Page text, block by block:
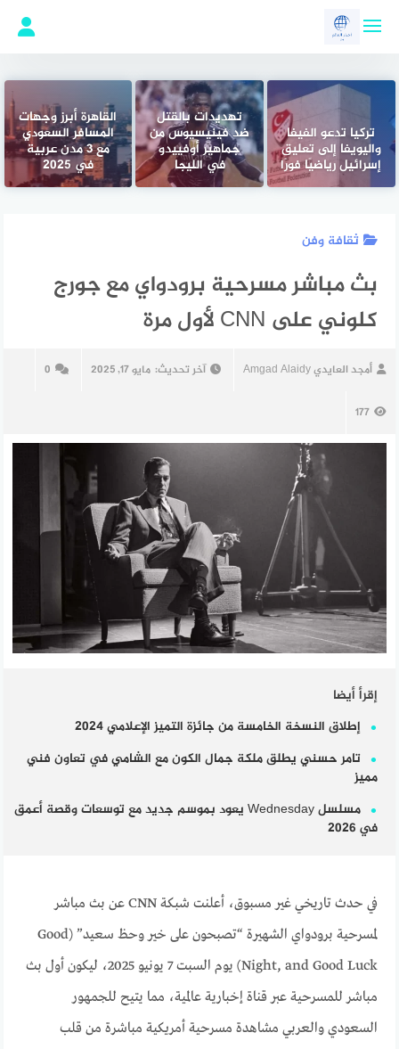
تركيا تدعو الفيفا
واليويفا إلى تعليق
إسرائيل رياضيًا فورًا
تهديدات بالقتل
ضد فينيسيوس من
جماهير أوفييدو
في الليجا
القاهرة أبرز وجهات
المسافر السعودي
مع 3 مدن عربية
في 2025
ثقافة وفن
بث مباشر مسرحية برودواي مع جورج
كلوني على CNN لأول مرة
أمجد العايدي Amgad Alaidy آخر تحديث: مايو 17, 2025 0
177
إقرأ أيضا
إطلاق النسخة الخامسة من جائزة التميز الإعلامي 2024
تامر حسني يطلق ملكة جمال الكون مع الشامي في تعاون فني
مميز
مسلسل Wednesday يعود بموسم جديد مع توسعات وقصة أعمق
في 2026
في حدث تاريخي غير مسبوق، أعلنت شبكة CNN عن بث مباشر
لمسرحية برودواي الشهيرة “تصبحون على خير وحظ سعيد” (Good
Night, and Good Luck) يوم السبت 7 يونيو 2025، ليكون أول بث
مباشر للمسرحية عبر قناة إخبارية عالمية، مما يتيح للجمهور
السعودي والعربي مشاهدة مسرحية أمريكية مباشرة من قلب